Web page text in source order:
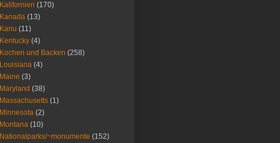
Kalifornien (170)
Kanada (13)
Kanu (11)
Kentucky (4)
Kochen und Backen (258)
Louisiana (4)
Maine (3)
Maryland (38)
Massachusetts (1)
Minnesota (2)
Montana (10)
Nationalparks/~monumente (152)